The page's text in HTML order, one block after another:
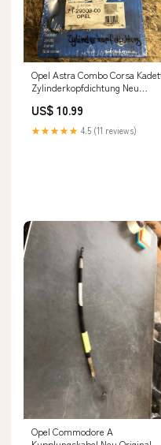
Opel Astra Combo Corsa
Zylinderkopfdichtung Neu
US$ 10.99
★★★★★ 4.5 (11 reviews)
Opel Commodore A